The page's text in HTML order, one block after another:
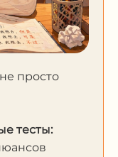
просто
тесты: